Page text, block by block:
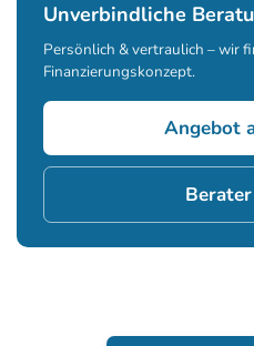
Unverbindliche
Persönlich & vertraulich – wir
Finanzierungskonzept.
Angebot